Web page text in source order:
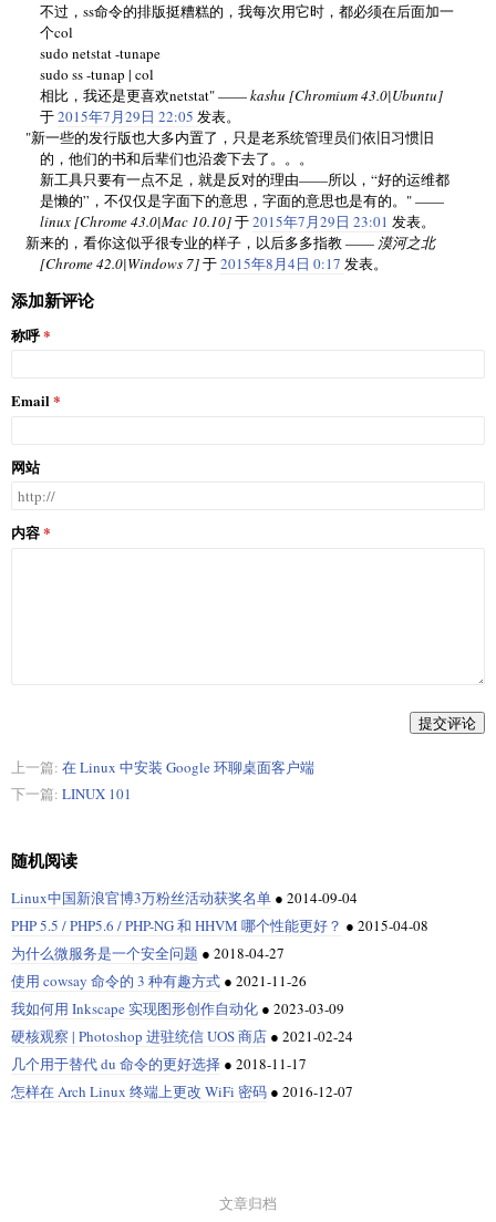
不过，ss命令的排版挺糟糕的，我每次用它时，都必须在后面加一
个col
sudo netstat -tunape
sudo ss -tunap | col
相比，我还是更喜欢netstat" ——kashu [Chromium 43.0|Ubuntu]
于2015年7月29日 22:05 发表。
"新一些的发行版也大多内置了，只是老系统管理员们依旧习惯旧
的，他们的书和后辈们也沿袭下去了。。。
新工具只要有一点不足，就是反对的理由——所以，“好的运维都
是懒的”，不仅仅是字面下的意思，字面的意思也是有的。" ——
linux [Chrome 43.0|Mac 10.10]于2015年7月29日 23:01 发表。
新来的，看你这似乎很专业的样子，以后多多指教 —— 漠河之北
[Chrome 42.0|Windows 7]于2015年8月4日 0:17 发表。
添加新评论
称呼
Email
网站
内容
提交评论
上一篇: 在 Linux 中安装 Google 环聊桌面客户端
下一篇: LINUX 101
随机阅读
Linux中国新浪官博3万粉丝活动获奖名单 ● 2014-09-04
PHP 5.5 / PHP5.6 / PHP-NG 和 HHVM 哪个性能更好？ ● 2015-04-08
为什么微服务是一个安全问题 ● 2018-04-27
使用 cowsay 命令的 3 种有趣方式 ● 2021-11-26
我如何用 Inkscape 实现图形创作自动化 ● 2023-03-09
硬核观察 | Photoshop 进驻统信 UOS 商店 ● 2021-02-24
几个用于替代 du 命令的更好选择 ● 2018-11-17
怎样在 Arch Linux 终端上更改 WiFi 密码 ● 2016-12-07
文章归档